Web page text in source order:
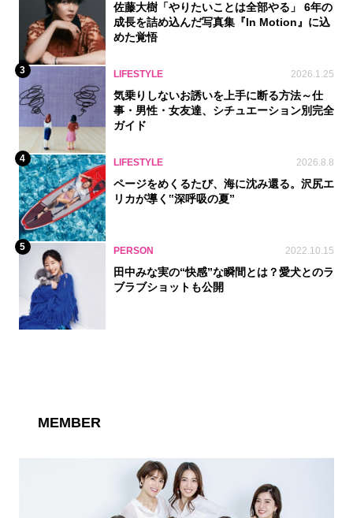
佐藤大樹「やりたいことは全部やる」 6年の
成長を詰め込んだ写真集『In Motion』に込
めた覚悟
3 LIFESTYLE 2026.1.25
気乗りしないお誘いを上手に断る方法～仕
事・男性・女友達、シチュエーション別完全
ガイド
4 LIFESTYLE 2026.8.8
ページをめくるたび、海に沈み還る。沢尻エ
リカが導く‟深呼吸の夏”
5 PERSON 2022.10.15
田中みな実の“快感”な瞬間とは？愛犬とのラ
ブラブショットも公開
MEMBER